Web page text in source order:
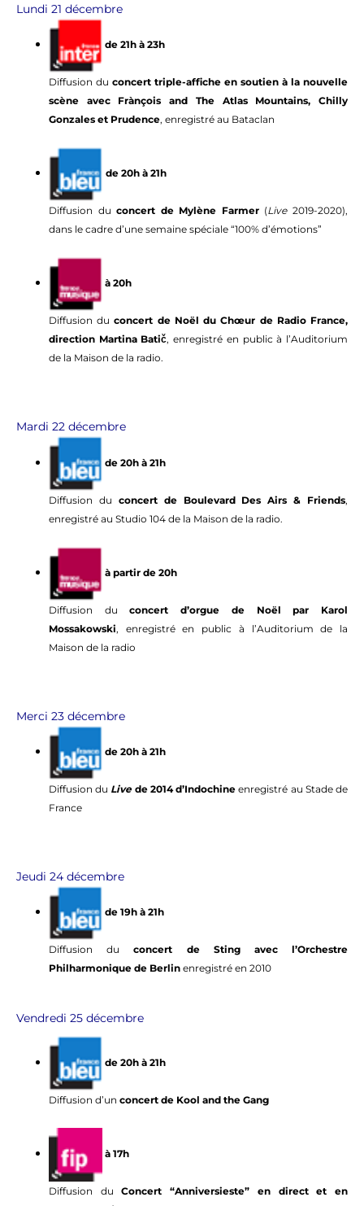
Lundi 21 décembre
de 21h à 23h
Diffusion du concert triple-affiche en soutien à la nouvelle
scène avec Frànçois and The Atlas Mountains, Chilly
Gonzales et Prudence, enregistré au Bataclan
de 20h à 21h
Diffusion duconcert de Mylène Farmer(Live2019-2020),
dans le cadre d’une semaine spéciale “100% d’émotions”
à 20h
Diffusion duconcert de Noël du Chœur de Radio France,
direction Martina Batič, enregistré en public à l’Auditorium
de la Maison de la radio.
Mardi 22 décembre
de 20h à 21h
Diffusion du concert de Boulevard Des Airs & Friends,
enregistré au Studio 104 de la Maison de la radio.
à partir de 20h
Diffusion duconcert d’orgue de Noël par Karol
Mossakowski, enregistré en public à l’Auditorium de la
Maison de la radio
Merci 23 décembre
de 20h à 21h
Diffusion du Live de 2014 d’Indochine enregistré au Stade de
France
Jeudi 24 décembre
de 19h à 21h
Diffusion duconcert de Sting avec l’Orchestre
Philharmonique de Berlin enregistré en 2010
Vendredi 25 décembre
de 20h à 21h
Diffusion d’un concert de Kool and the Gang
à 17h
Diffusion duConcert “Anniversieste” en direct et en